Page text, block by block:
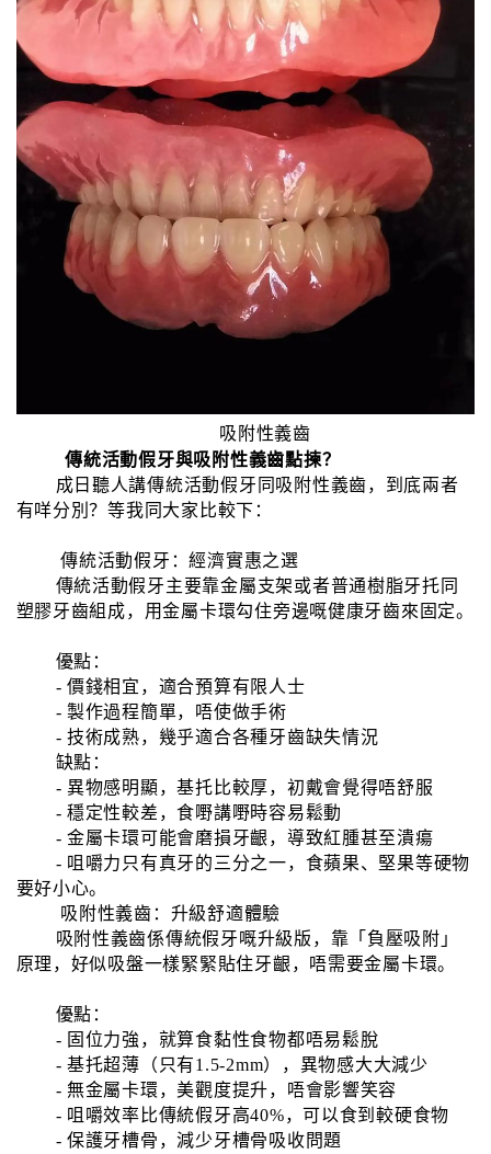
吸附性義齒
傳統活動假牙與吸附性義齒點揀？
成日聽人講傳統活動假牙同吸附性義齒，到底兩者
有咩分別？等我同大家比較下：
傳統活動假牙：經濟實惠之選
傳統活動假牙主要靠金屬支架或者普通樹脂牙托同
塑膠牙齒組成，用金屬卡環勾住旁邊嘅健康牙齒來固定。
優點：
- 價錢相宜，適合預算有限人士
- 製作過程簡單，唔使做手術
- 技術成熟，幾乎適合各種牙齒缺失情況
缺點：
- 異物感明顯，基托比較厚，初戴會覺得唔舒服
- 穩定性較差，食嘢講嘢時容易鬆動
- 金屬卡環可能會磨損牙齦，導致紅腫甚至潰瘍
- 咀嚼力只有真牙的三分之一，食蘋果、堅果等硬物
要好小心。
吸附性義齒：升級舒適體驗
吸附性義齒係傳統假牙嘅升級版，靠「負壓吸附」
原理，好似吸盤一樣緊緊貼住牙齦，唔需要金屬卡環。
優點：
- 固位力強，就算食黏性食物都唔易鬆脫
- 基托超薄（只有1.5-2mm），異物感大大減少
- 無金屬卡環，美觀度提升，唔會影響笑容
- 咀嚼效率比傳統假牙高40%，可以食到較硬食物
- 保護牙槽骨，減少牙槽骨吸收問題